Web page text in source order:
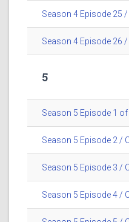
Season 4 Episode 25
Season 4 Episode 26
5
Season 5 Episode 1
Season 5 Episode 2 /
Season 5 Episode 3 /
Season 5 Episode 4 /